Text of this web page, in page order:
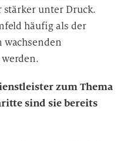
unter Druck.
häufig als der
wachsenden
zum Thema
sind sie bereits